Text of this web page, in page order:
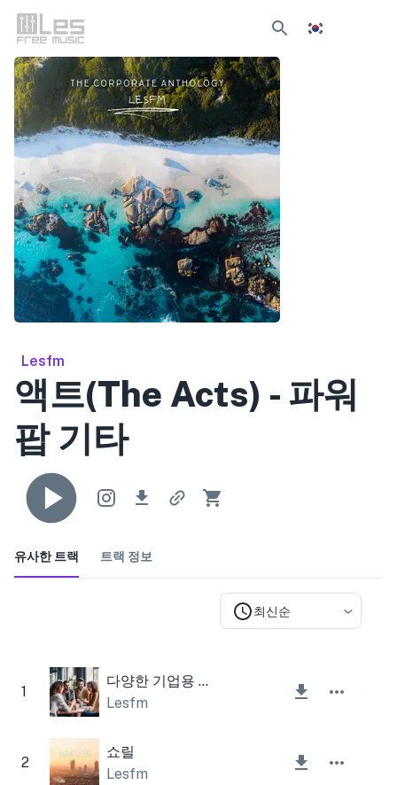
Lesfm
액트(The Acts) - 파워
팝 기타
유사한 트랙 트랙 정보
최신순
1
다양한 기업용 일렉트릭 기타
Lesfm
2
쇼릴
Lesfm